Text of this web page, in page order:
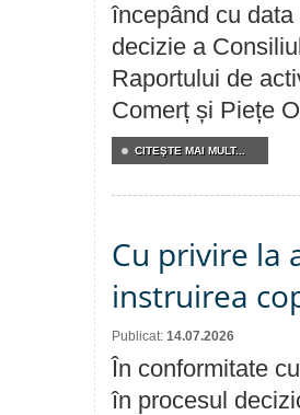
începând cu
decizie a
Raportului de
Comerț și Piețe
CITEŞTE MAI MULT...
Cu privire la
instruirea
Publicat: 14.07.2026
În conformitate
în procesul